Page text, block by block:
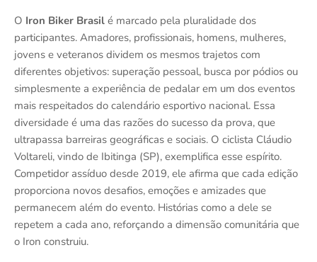
O Iron Biker Brasil é marcado pela pluralidade dos
participantes. Amadores, profissionais, homens, mulheres,
jovens e veteranos dividem os mesmos trajetos com
diferentes objetivos: superação pessoal, busca por pódios ou
simplesmente a experiência de pedalar em um dos eventos
mais respeitados do calendário esportivo nacional. Essa
diversidade é uma das razões do sucesso da prova, que
ultrapassa barreiras geográficas e sociais. O ciclista Cláudio
Voltareli, vindo de Ibitinga (SP), exemplifica esse espírito.
Competidor assíduo desde 2019, ele afirma que cada edição
proporciona novos desafios, emoções e amizades que
permanecem além do evento. Histórias como a dele se
repetem a cada ano, reforçando a dimensão comunitária que
o Iron construiu.